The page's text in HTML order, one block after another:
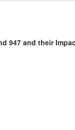
947 and their